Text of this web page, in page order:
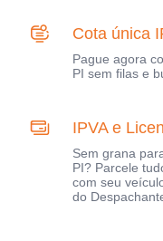
Cota única
Pague agora
PI sem filas e
IPVA e
Sem grana
PI? Parcele
com seu
do